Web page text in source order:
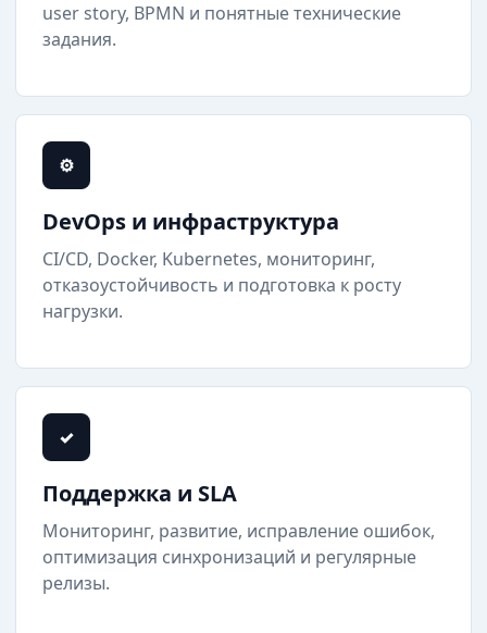
user story, BPMN и понятные технические
задания.
⚙
DevOps и инфраструктура
CI/CD, Docker, Kubernetes, мониторинг,
отказоустойчивость и подготовка к росту
нагрузки.
✓
Поддержка и SLA
Мониторинг, развитие, исправление ошибок,
оптимизация синхронизаций и регулярные
релизы.